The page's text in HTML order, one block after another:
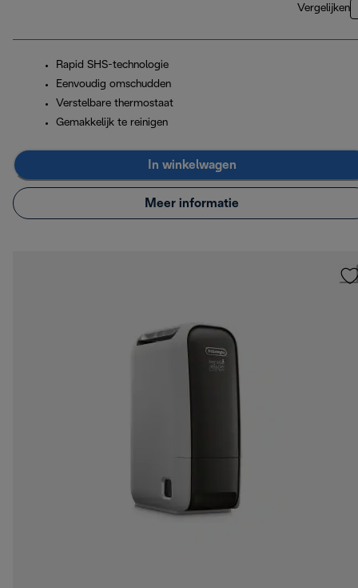
Vergelijken
Rapid SHS-technologie
Eenvoudig omschudden
Verstelbare thermostaat
Gemakkelijk te reinigen
In winkelwagen
Meer informatie